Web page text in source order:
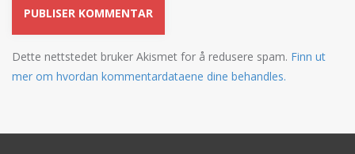
Dette nettstedet bruker Akismet for å redusere spam. Finn ut
mer om hvordan kommentardataene dine behandles.